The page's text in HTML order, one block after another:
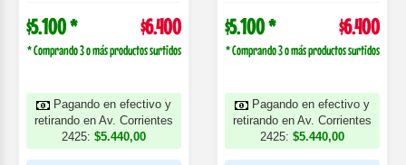
$5.100 * $6.400
* Comprando 3 o más productos surtidos
Pagando en efectivo y
retirando en Av. Corrientes
2425: $5.440,00
$5.100 * $6.400
* Comprando 3 o más productos surtidos
Pagando en efectivo y
retirando en Av. Corrientes
2425: $5.440,00